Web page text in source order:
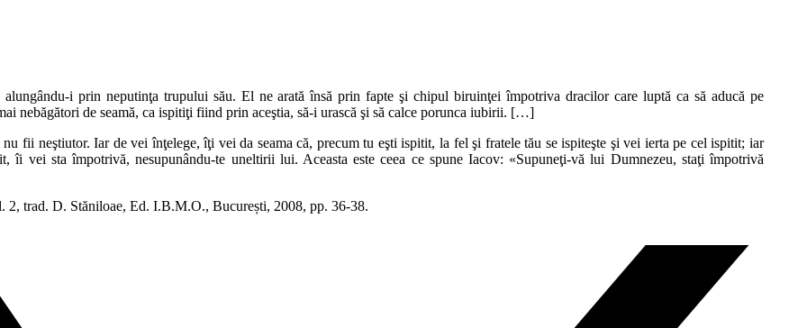
i prin neputinţa trupului său. El ne arată însă prin fapte şi chipul biruinţei împotriva dracilor care luptă ca să aducă pe
nebăgători de seamă, ca ispitiţi fiind prin aceştia, să-i urască şi să calce porunca iubirii. […]
fii neştiutor. Iar de vei înţelege, îţi vei da seama că, precum tu eşti ispitit, la fel şi fratele tău se ispiteşte şi vei ierta pe cel ispitit; iar
îi vei sta împotrivă, nesupunându-te uneltirii lui. Aceasta este ceea ce spune Iacov: «Supuneţi-vă lui Dumnezeu, staţi împotrivă
2, trad. D. Stăniloae, Ed. I.B.M.O., București, 2008, pp. 36-38.